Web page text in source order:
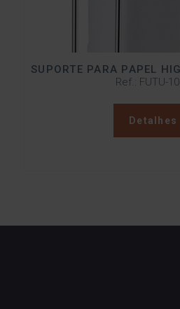
SUPORTE PARA PAPEL
Ref.: FUTU-
Detalhes